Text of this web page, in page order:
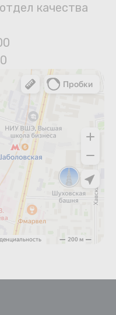
качества